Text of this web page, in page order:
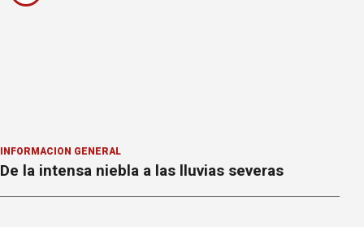
INFORMACION GENERAL
De la intensa niebla a las lluvias severas